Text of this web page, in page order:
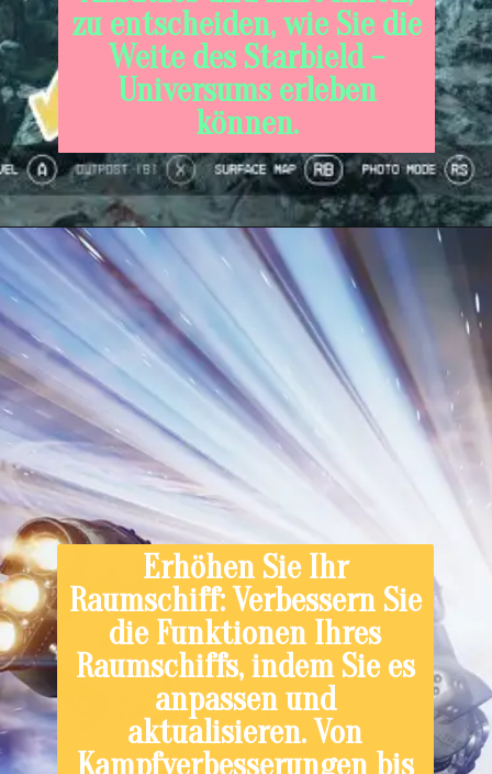
zu entscheiden, wie Sie die
Weite des Starbield -
Universums erleben
können.
Erhöhen Sie Ihr
Raumschiff: Verbessern Sie
die Funktionen Ihres
Raumschiffs, indem Sie es
anpassen und
aktualisieren. Von
Kampfverbesserungen bis